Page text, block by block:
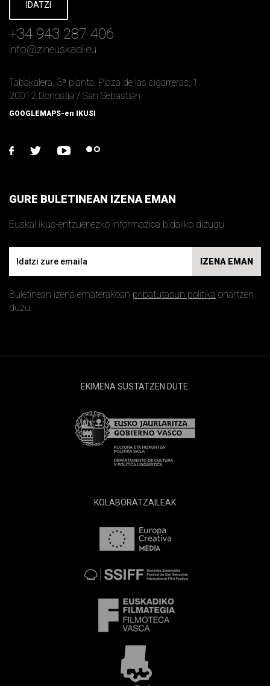
IDATZI
+34 943 287 406
info@zineuskadi.eu
Tabakalera, 3ª planta. Plaza de las cigarreras, 1.
20012 Donostia / San Sebastián
GOOGLEMAPS-en IKUSI
facebook
twitter youtubeflickr
GURE BULETINEAN IZENA EMAN
Euskal ikus-entzuenezko informazioa bidaliko dizugu
IZENA EMAN
Buletinean izena ematerakoan pribatutasun politika onartzen
duzu.
EKIMENA SUSTATZEN DUTE:
KOLABORATZAILEAK